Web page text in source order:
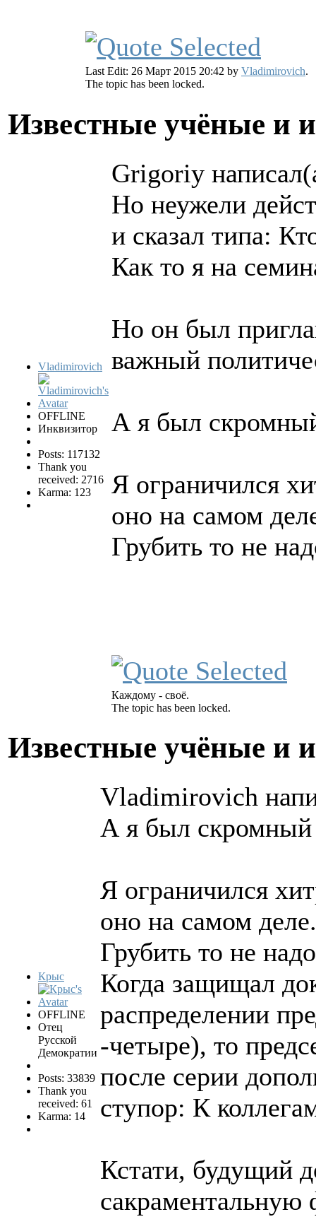
Last Edit: 26 Март 2015 20:42 by Vladimirovich.
The topic has been locked.
Известные учёные и
Vladimirovich
OFFLINE
Инквизитор
Posts: 117132
Thank you
received: 2716
Karma: 123
Grigoriy
Но неужели
и сказал типа:
Как то я на
Но он был
важный
А я был
Я ограничился
оно на самом
Грубить то не
Каждому - своё.
The topic has been locked.
Известные учёные и
Крыс
OFFLINE
Отец
Русской
Демократии
Posts: 33839
Thank you
received: 61
Karma: 14
Vladimirovich
А я был скромный
Я ограничился
оно на самом деле.
Грубить то не надо
Когда защищал
распределении
-четыре), то
после серии
ступор: К
Кстати, будущий
сакраментальную